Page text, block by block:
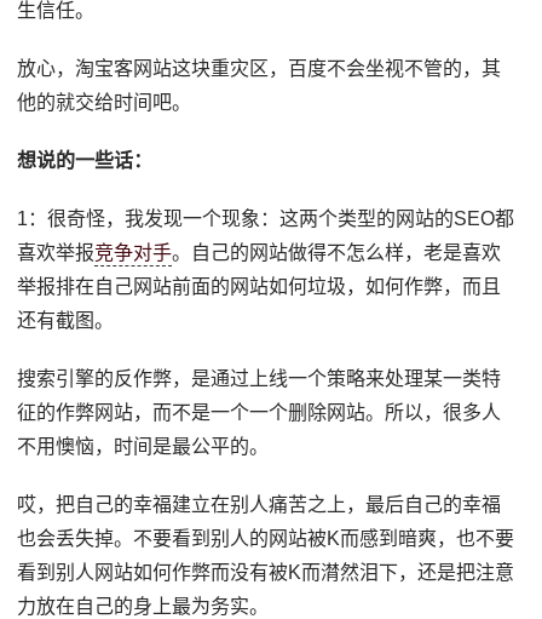
生信任。
放心，淘宝客网站这块重灾区，百度不会坐视不管的，其
他的就交给时间吧。
想说的一些话：
1：很奇怪，我发现一个现象：这两个类型的网站的SEO都
喜欢举报竞争对手。自己的网站做得不怎么样，老是喜欢
举报排在自己网站前面的网站如何垃圾，如何作弊，而且
还有截图。
搜索引擎的反作弊，是通过上线一个策略来处理某一类特
征的作弊网站，而不是一个一个删除网站。所以，很多人
不用懊恼，时间是最公平的。
哎，把自己的幸福建立在别人痛苦之上，最后自己的幸福
也会丢失掉。不要看到别人的网站被K而感到暗爽，也不要
看到别人网站如何作弊而没有被K而潸然泪下，还是把注意
力放在自己的身上最为务实。